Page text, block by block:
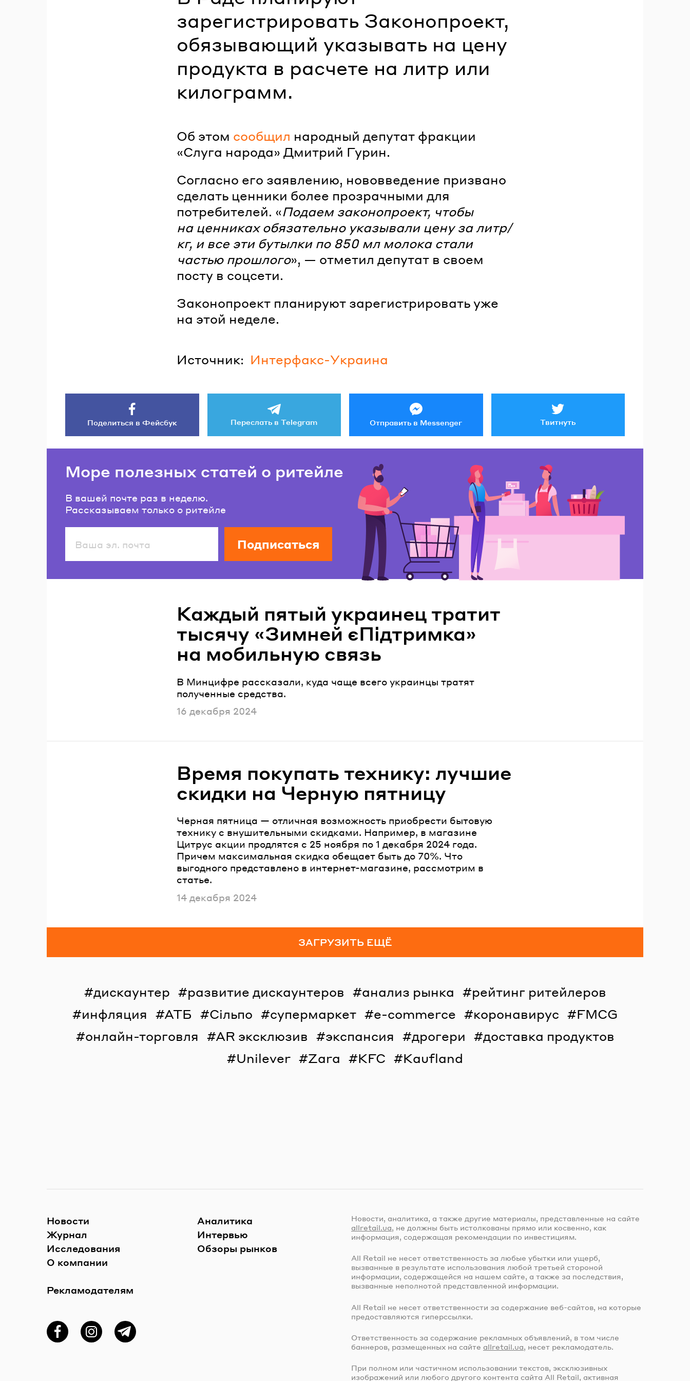
зарегистрировать Законопроект,
обязывающий указывать на цену
продукта в расчете на литр или
килограмм.
Об этом сообщил народный депутат фракции
«Слуга народа» Дмитрий Гурин.
Согласно его заявлению, нововведение призвано
сделать ценники более прозрачными для
потребителей. «Подаем законопроект, чтобы
на ценниках обязательно указывали цену за литр/
кг, и все эти бутылки по 850 мл молока стали
частью прошлого», — отметил депутат в своем
посту в соцсети.
Законопроект планируют зарегистрировать уже
на этой неделе.
Источник: Интерфакс-Украина
Поделиться в Фейсбук Переслать в Telegram Отправить в Messenger Твитнуть
Море полезных статей о ритейле
В вашей почте раз в неделю.
Рассказываем только о ритейле
Подписаться
Каждый пятый украинец тратит
тысячу «Зимней єПідтримка»
на мобильную связь
В Минцифре рассказали, куда чаще всего украинцы тратят
полученные средства.
Опубликовано
16 декабря 2024
Время покупать технику: лучшие
скидки на Черную пятницу
Черная пятница — отличная возможность приобрести бытовую
технику с внушительными скидками. Например, в магазине
Цитрус акции продлятся с 25 ноября по 1 декабря 2024 года.
Причем максимальная скидка обещает быть до 70%. Что
выгодного представлено в интернет-магазине, рассмотрим в
статье.
Опубликовано
14 декабря 2024
ЗАГРУЗИТЬ ЕЩЁ
дискаунтер развитие дискаунтеров анализ рынка
рейтинг ритейлеров
инфляция
АТБ Сільпо супермаркет e-commerce коронавирус
FMCG
онлайн-торговля
AR эксклюзив экспансия дрогери
доставка продуктов
Unilever
Zara KFC Kaufland
Новости
Журнал
Исследования
О компании
Рекламодателям
Аналитика
Интервью
Обзоры рынков
ФейсбукInstagramTelegram
Новости, аналитика, а также другие материалы, представленные на сайте
allretail.ua, не должны быть истолкованы прямо или косвенно, как
информация, содержащая рекомендации по инвестициям.
All Retail не несет ответственность за любые убытки или ущерб,
вызванные в результате использования любой третьей стороной
информации, содержащейся на нашем сайте, а также за последствия,
вызванные неполнотой представленной информации.
All Retail не несет ответственности за содержание веб-сайтов , на которые
предоставляются гиперссылки.
Ответственность за содержание рекламных объявлений, в том числе
баннеров, размещенных на сайте allretail.ua, несет рекламодатель.
При полном или частичном использовании текстов, эксклюзивных
изображений или любого другого контента сайта All Retail, активная